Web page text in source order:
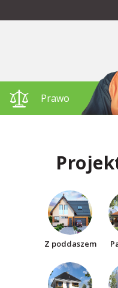
Prawo
Z poddaszem